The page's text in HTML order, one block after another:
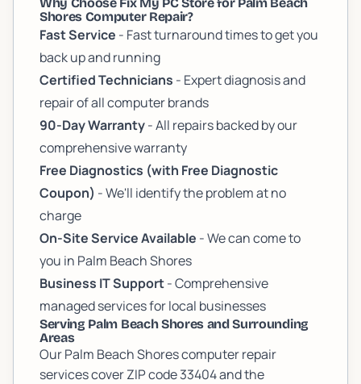
Shores Computer Repair?
Fast Service - Fast turnaround times to get you
back up and running
Certified Technicians - Expert diagnosis and
repair of all computer brands
90-Day Warranty- All repairs backed by our
comprehensive warranty
Free Diagnostics (with Free Diagnostic
Coupon) - We'll identify the problem at no
charge
On-Site Service Available - We can come to
you in Palm Beach Shores
Business IT Support- Comprehensive
managed services for local businesses
Serving Palm Beach Shores and Surrounding
Areas
Our Palm Beach Shores computer repair
services cover ZIP code 33404 and the